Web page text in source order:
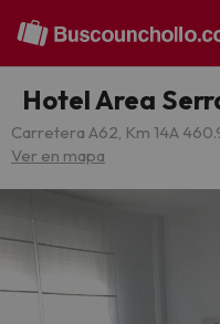
Hotel Area
Carretera A62, Km 14A
Ver en mapa